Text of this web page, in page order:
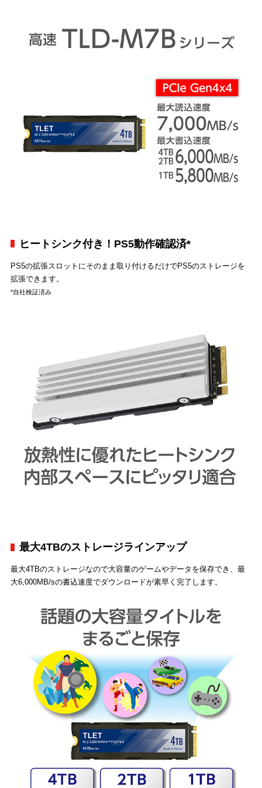
ヒートシンク付き！PS5動作確認済*
PS5の拡張スロットにそのまま取り付けるだけでPS5のストレージを
拡張できます。
*自社検証済み
最大4TBのストレージラインアップ
最大4TBのストレージなので大容量のゲームやデータを保存でき、最
大6,000MB/sの書込速度でダウンロードが素早く完了します。